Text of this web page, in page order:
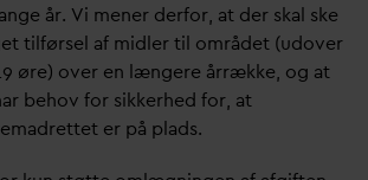
år. Vi mener derfor, at der skal ske
tilførsel af midler til området (udover
øre) over en længere årrække, og at
behov for sikkerhed for, at
er på plads.